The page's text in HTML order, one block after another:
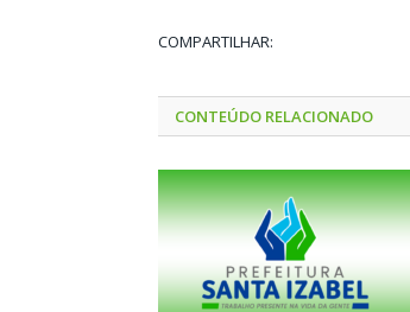
COMPARTILHAR:
CONTEÚDO RELACIONADO